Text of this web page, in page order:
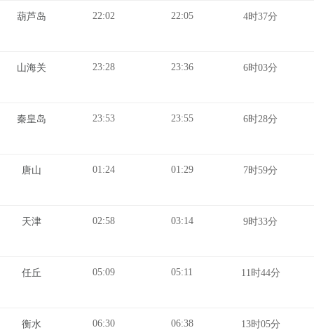
葫芦岛 22:02 22:05 4时37分
山海关 23:28 23:36 6时03分
秦皇岛 23:53 23:55 6时28分
唐山 01:24 01:29 7时59分
天津 02:58 03:14 9时33分
任丘 05:09 05:11 11时44分
衡水 06:30 06:38 13时05分